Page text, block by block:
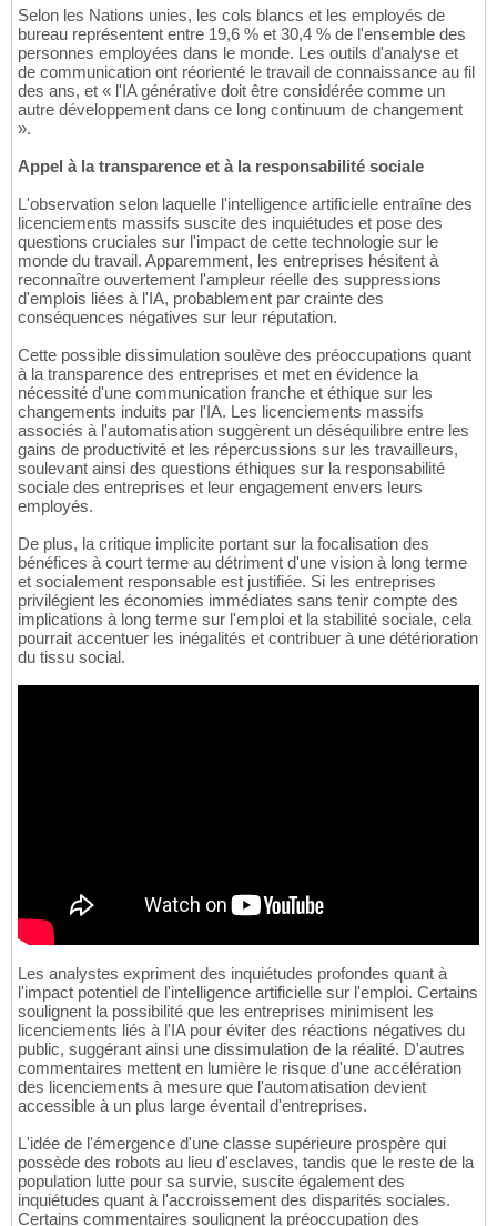
Selon les Nations unies, les cols blancs et les employés de
bureau représentent entre 19,6 % et 30,4 % de l'ensemble des
personnes employées dans le monde. Les outils d'analyse et
de communication ont réorienté le travail de connaissance au fil
des ans, et « l'IA générative doit être considérée comme un
autre développement dans ce long continuum de changement
».
Appel à la transparence et à la responsabilité sociale
L'observation selon laquelle l'intelligence artificielle entraîne des
licenciements massifs suscite des inquiétudes et pose des
questions cruciales sur l'impact de cette technologie sur le
monde du travail. Apparemment, les entreprises hésitent à
reconnaître ouvertement l'ampleur réelle des suppressions
d'emplois liées à l'IA, probablement par crainte des
conséquences négatives sur leur réputation.
Cette possible dissimulation soulève des préoccupations quant
à la transparence des entreprises et met en évidence la
nécessité d'une communication franche et éthique sur les
changements induits par l'IA. Les licenciements massifs
associés à l'automatisation suggèrent un déséquilibre entre les
gains de productivité et les répercussions sur les travailleurs,
soulevant ainsi des questions éthiques sur la responsabilité
sociale des entreprises et leur engagement envers leurs
employés.
De plus, la critique implicite portant sur la focalisation des
bénéfices à court terme au détriment d'une vision à long terme
et socialement responsable est justifiée. Si les entreprises
privilégient les économies immédiates sans tenir compte des
implications à long terme sur l'emploi et la stabilité sociale, cela
pourrait accentuer les inégalités et contribuer à une détérioration
du tissu social.
Les analystes expriment des inquiétudes profondes quant à
l'impact potentiel de l'intelligence artificielle sur l'emploi. Certains
soulignent la possibilité que les entreprises minimisent les
licenciements liés à l'IA pour éviter des réactions négatives du
public, suggérant ainsi une dissimulation de la réalité. D'autres
commentaires mettent en lumière le risque d'une accélération
des licenciements à mesure que l'automatisation devient
accessible à un plus large éventail d'entreprises.
L'idée de l'émergence d'une classe supérieure prospère qui
possède des robots au lieu d'esclaves, tandis que le reste de la
population lutte pour sa survie, suscite également des
inquiétudes quant à l'accroissement des disparités sociales.
Certains commentaires soulignent la préoccupation des